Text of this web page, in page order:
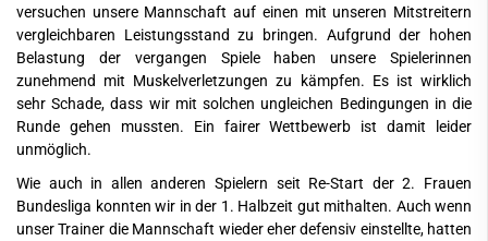
versuchen unsere Mannschaft auf einen mit unseren Mitstreitern
vergleichbaren Leistungsstand zu bringen. Aufgrund der hohen
Belastung der vergangen Spiele haben unsere Spielerinnen
zunehmend mit Muskelverletzungen zu kämpfen. Es ist wirklich
sehr Schade, dass wir mit solchen ungleichen Bedingungen in die
Runde gehen mussten. Ein fairer Wettbewerb ist damit leider
unmöglich.
Wie auch in allen anderen Spielern seit Re-Start der 2. Frauen
Bundesliga konnten wir in der 1. Halbzeit gut mithalten. Auch wenn
unser Trainer die Mannschaft wieder eher defensiv einstellte, hatten